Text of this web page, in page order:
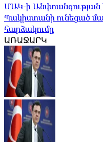
ՄԱԿ-ի
Պակիստանի ունեցած
հարձակումը
ԱՌԱՋԱՐԿ